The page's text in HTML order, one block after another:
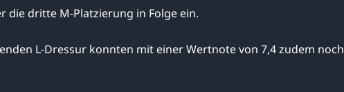
die dritte M-Platzierung in Folge ein.
L-Dressur konnten mit einer Wertnote von 7,4 zudem noch